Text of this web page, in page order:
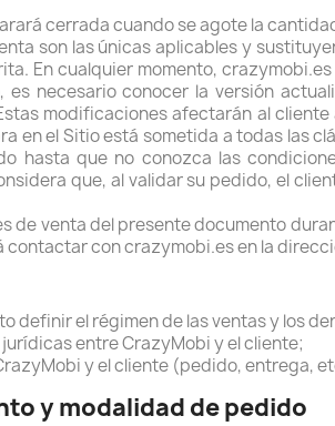
cerrada cuando se agote la
son las únicas aplicables y
En cualquier momento,
es necesario conocer la versión
modificaciones afectarán al
en el Sitio está sometida a todas las
hasta que no conozca las
que, al validar su pedido, el
de venta del presente documento
contactar con crazymobi.es en la
definir el régimen de las ventas y los
entre CrazyMobi y el cliente;
y el cliente (pedido, entrega,
y modalidad de pedido